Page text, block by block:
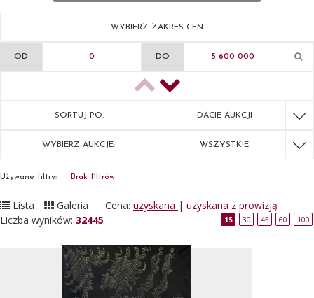
WYBIERZ ZAKRES CEN:
OD DO
SORTUJ PO: DACIE AUKCJI
WYBIERZ AUKCJE: WSZYSTKIE
Używane filtry: Brak filtrów
Lista Galeria Cena: uzyskana | uzyskana z prowizją
Liczba wyników: 32445 15 30 45 60 100